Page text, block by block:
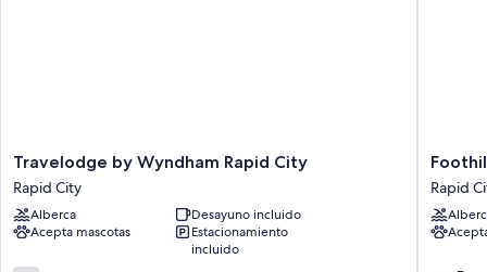
Travelodge
by
Wyndham
Rapid
City
Travelodge by Wyndham Rapid City
Rapid City
Alberca
Desayuno incluido
Acepta mascotas
Estacionamiento
incluido
Foothills
Inn
Rapid
City
Rapid